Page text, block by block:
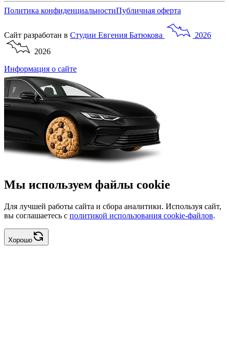
Политика конфиденциальностиПубличная оферта
Сайт разработан в Студии Евгения Батюкова
2026
2026
Информация о сайте
Мы используем файлы cookie
Для лучшей работы сайта и сбора аналитики. Используя сайт,
вы соглашаетесь с политикой использования cookie-файлов.
Хорошо